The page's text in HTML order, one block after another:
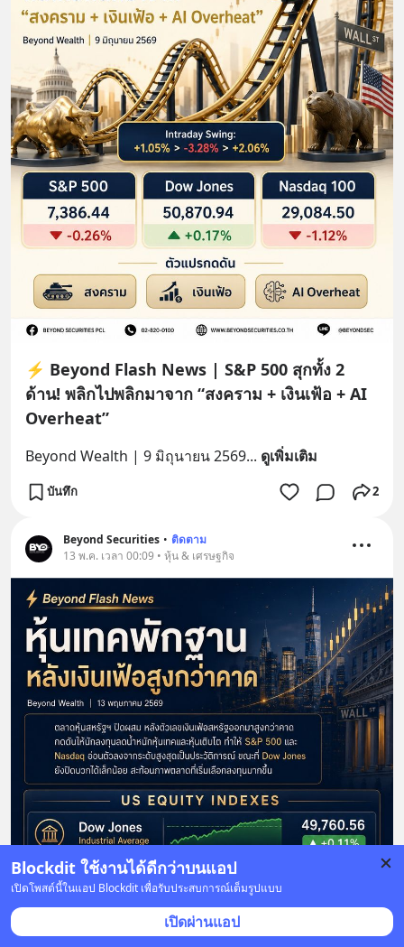
Blockdit ใช้งานได้ดีกว่าบนแอป
เปิดโพสต์นี้ในแอป Blockdit เพื่อรับประสบการณ์เต็มรูปแบบ
เปิดผ่านแอป
⚡ Beyond Flash News | S&P 500 สุกทั้ง 2
ด้าน! พลิกไปพลิกมาจาก “สงคราม + เงินเฟ้อ + AI
Overheat”
Beyond Wealth | 9 มิถุนายน 2569... ดูเพิ่มเติม
บันทึก 2
Beyond Securities • ติดตาม
13 พ.ค. เวลา 00:09 • หุ้น & เศรษฐกิจ